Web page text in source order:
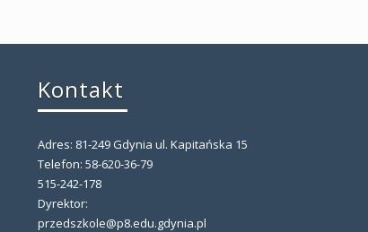
Kontakt
Adres: 81-249 Gdynia ul. Kapitańska 15
Telefon: 58-620-36-79
515-242-178
Dyrektor:
przedszkole@p8.edu.gdynia.pl